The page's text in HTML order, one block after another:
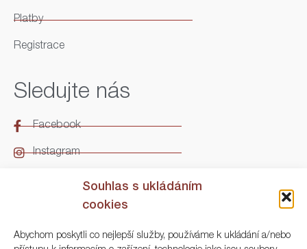
Souhlas s ukládáním
cookies
Abychom poskytli co nejlepší služby, používáme k ukládání a/nebo
Platby
Registrace
Sledujte nás
Facebook
Instagram
Kontakt